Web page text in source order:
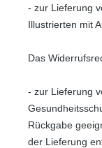
- zur Lieferung
Illustrierten mit
Das
- zur Lieferung
Rückgabe
der Lieferung